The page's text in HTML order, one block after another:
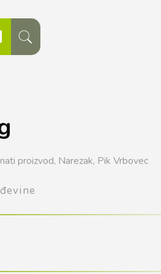
proizvod, Narezak, Pik Vrbovec